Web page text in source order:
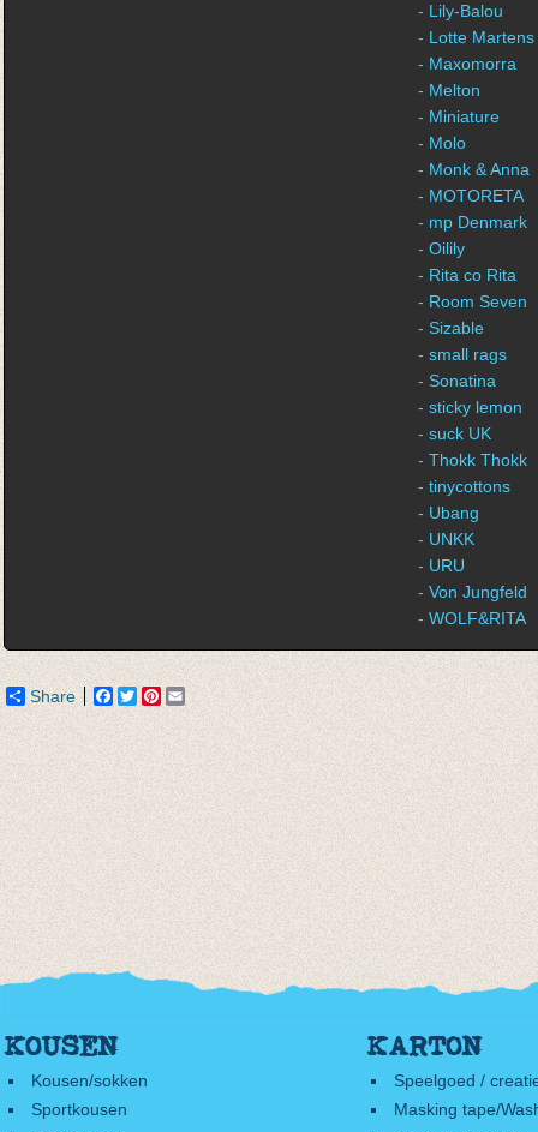
- Lily-Balou
- Lotte Martens
- Maxomorra
- Melton
- Miniature
- Molo
- Monk & Anna
- MOTORETA
- mp Denmark
- Oilily
- Rita co Rita
- Room Seven
- Sizable
- small rags
- Sonatina
- sticky lemon
- suck UK
- Thokk Thokk
- tinycottons
- Ubang
- UNKK
- URU
- Von Jungfeld
- WOLF&RITA
Share Facebook
TwitterPinterest
KOUSEN
Kousen/sokken
Sportkousen
KARTON
Speelgoed /
Masking tape/